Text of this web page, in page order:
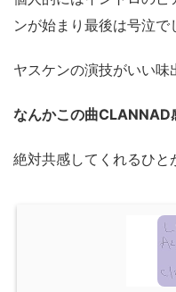
ンが始まり最後は号泣で
ヤスケンの演技がいい
なんかこの曲CLANNAD
絶対共感してくれるひと